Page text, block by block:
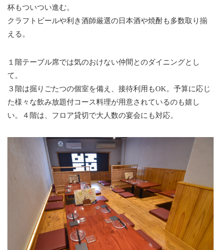
杯もついつい進む。
クラフトビールや利き酒師厳選の日本酒や焼酎も多数取り揃
える。
１階テーブル席では気のおけない仲間とのダイニングとし
て。
３階は掘りごたつの個室を備え、接待利用もOK。予算に応じ
た様々な飲み放題付コース料理が用意されているのも嬉し
い。４階は、フロア貸切で大人数の宴会にも対応。